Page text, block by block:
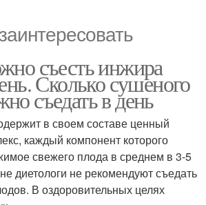
съесть инжира
Сколько сушеного
съедать в день
в своем составе ценный
каждый компонент которого
свежего плода в среднем в 3-5
диетологи не рекомендуют съедать
В оздоровительных целях